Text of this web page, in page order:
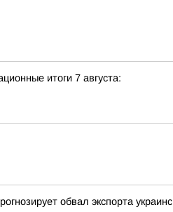
итоги 7 августа:
обвал экспорта